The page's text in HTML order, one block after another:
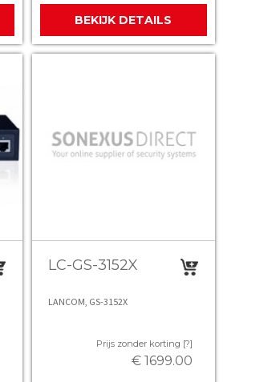
BEKIJK DETAILS
LC-GS-3152X
LANCOM, GS-3152X
Prijs zonder korting [?]
€ 1699.00